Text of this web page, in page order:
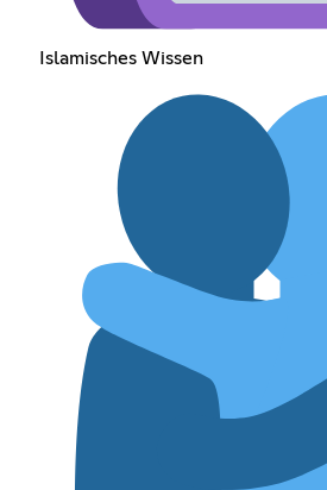
Islamisches Wissen